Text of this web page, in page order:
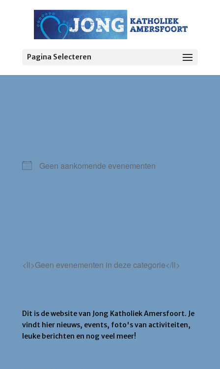
Pagina Selecteren
Geen aankomende evenementen
<li>Geen evenementen in deze categorie</li>
Dit is de website van Jong Katholiek Amersfoort. Je
vindt hier nieuws, events, foto's van activiteiten,
leuke berichten en nog veel meer!